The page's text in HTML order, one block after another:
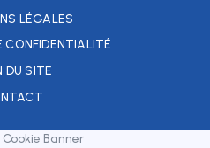
LÉGALES
CONFIDENTIALITÉ
DU SITE
Cookie Banner